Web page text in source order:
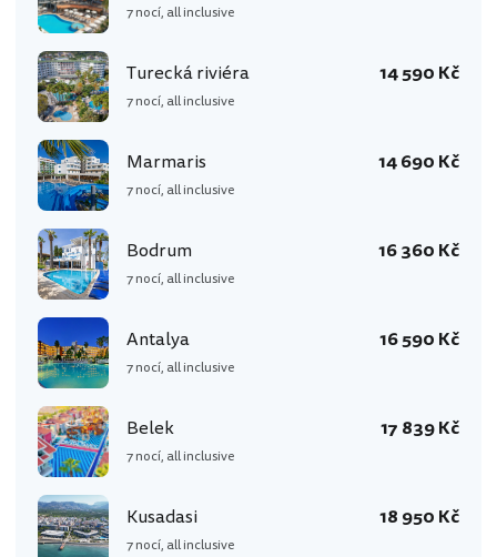
7 nocí, all inclusive
Turecká riviéra
7 nocí, all inclusive
14 590 Kč
Marmaris
7 nocí, all inclusive
14 690 Kč
Bodrum
7 nocí, all inclusive
16 360 Kč
Antalya
7 nocí, all inclusive
16 590 Kč
Belek
7 nocí, all inclusive
17 839 Kč
Kusadasi
7 nocí, all inclusive
18 950 Kč